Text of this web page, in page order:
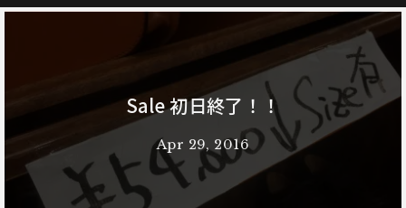
Sale 初日終了！！
Apr 29, 2016